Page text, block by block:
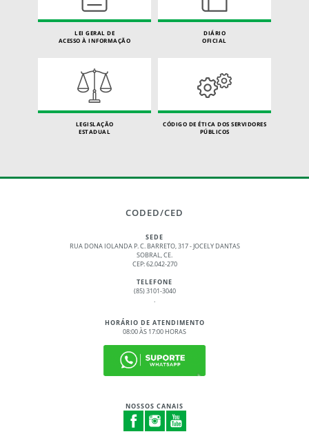
LEI GERAL DE
ACESSO À INFORMAÇÃO
DIÁRIO
OFICIAL
LEGISLAÇÃO
ESTADUAL
CÓDIGO DE ÉTICA DOS SERVIDORES
PÚBLICOS
CODED/CED
SEDE
RUA DONA IOLANDA P. C. BARRETO, 317 - JOCELY DANTAS
SOBRAL, CE.
CEP: 62.042-270
TELEFONE
(85) 3101-3040
.
HORÁRIO DE ATENDIMENTO
08:00 ÀS 17:00 HORAS
NOSSOS CANAIS